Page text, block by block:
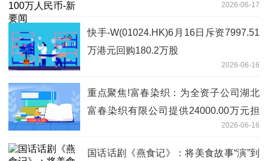
2026-06-17
快手-W(01024.HK)6月16日斥资7997.51
万港元回购180.2万股
2026-06-16
重点聚焦!富春染织：为全资子公司湖北
富春染织有限公司提供24000.00万元担
2026-06-16
国话话剧《燕食记》：将美食故事“演”到